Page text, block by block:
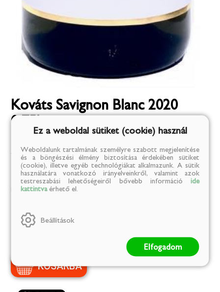
Kováts Savignon Blanc 2020
0,75L
Alkoholos italok / Bor / Fehér
2 729 Ft
(3 639 Ft/l)
Szállítás: 1-2 munkanap
Ez a weboldal sütiket (cookie) használ
Weboldalunk tartalmának személyre szabott megjelenítése
és a böngészési élmény biztosítása érdekében sütiket
(cookie), illetve egyéb technológiákat alkalmazunk. A sütik
használatára vonatkozó irányelveinkről, valamint azok
testreszabási lehetőségeiről bővebb információ ide
kattintvaérhető el.
Beállítások
Elfogadom